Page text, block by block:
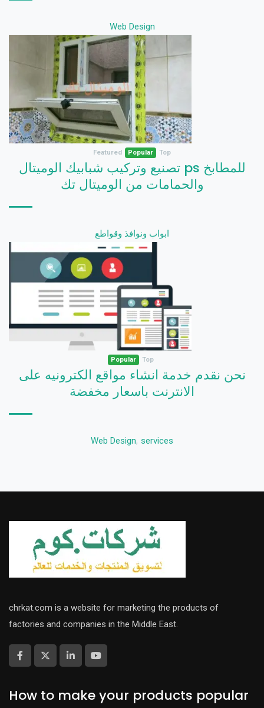
Web Design
Featured Popular Top
تصنيع وتركيب شبابيك الوميتال ps للمطابخ
والحمامات من الوميتال تك
ابواب ونوافذ وقواطع
Popular Top
نحن نقدم خدمة انشاء مواقع الكترونيه على
الانترنت باسعار مخفضة
Web Design, services
chrkat.com is a website for marketing the products of
factories and companies in the Middle East.
How to make your products popular